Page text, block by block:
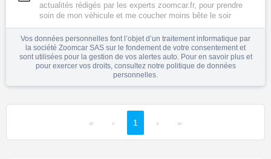
actualités rédigés par les experts zoomcar.fr, pour prendre
soin de mon véhicule et me coucher moins bête le soir
Vos données personnelles font l’objet d’un traitement informatique par
la société Zoomcar SAS sur le fondement de votre consentement et
sont utilisées pour la gestion de vos alertes auto. Pour en savoir plus et
pour exercer vos droits, consultez notre politique de données
personnelles.
« ‹ 1 › »